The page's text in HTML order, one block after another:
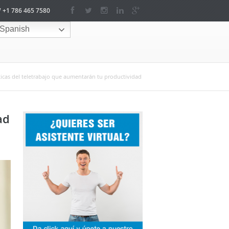
786 465 7580
Spanish
del teletrabajo que aumentarán tu productividad